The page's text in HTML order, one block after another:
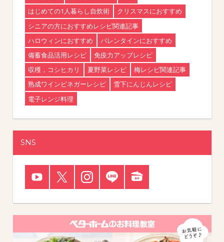
はじめての1人暮らし自炊術
クリスマスにおすすめ
シニアの方におすすめレシピ関連記事
ハロウィンにおすすめ
バレンタインにおすすめ
備蓄食品活用レシピ
免疫力アップレシピ
収穫，コシヒカリ
夏野菜レシピ
梅レシピ関連記事
熟成ワインビネガーレシピ
雪下にんじんレシピ
電子レンジ料理
SNS